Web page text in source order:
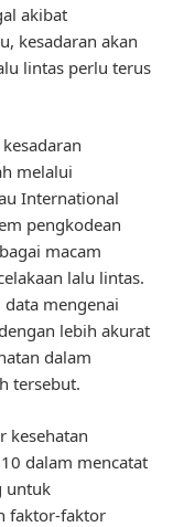
akibat
kesadaran akan
lintas perlu terus
melalui
International
pengkodean
macam
lalu lintas.
data mengenai
lebih akurat
dalam
tersebut.
kesehatan
dalam mencatat
untuk
faktor-faktor